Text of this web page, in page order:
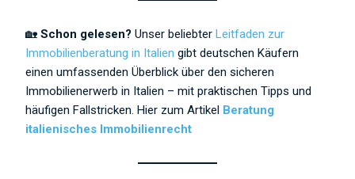
🏡Schon gelesen? Unser beliebterLeitfaden zur
Immobilienberatung in Italien gibt deutschen Käufern
einen umfassenden Überblick über den sicheren
Immobilienerwerb in Italien – mit praktischen Tipps und
häufigen Fallstricken. Hier zum Artikel Beratung
italienisches Immobilienrecht